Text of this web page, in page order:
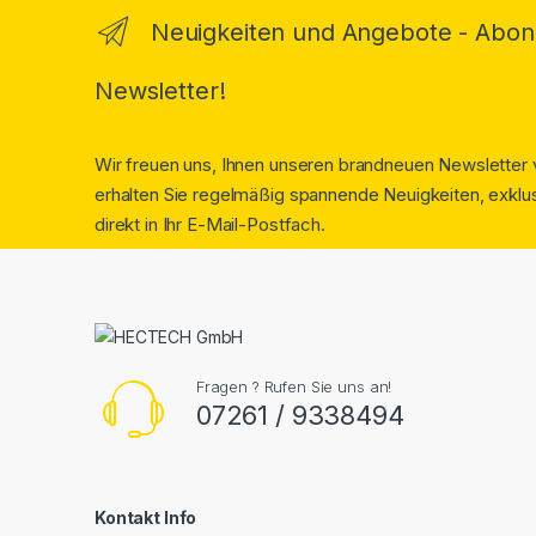
Neuigkeiten und Angebote -
Newsletter!
Wir freuen uns, Ihnen unseren brandneuen
erhalten Sie regelmäßig spannende Neuigkeiten,
direkt in Ihr E-Mail-Postfach.
Fragen ? Rufen Sie uns an!
07261 / 9338494
Kontakt Info